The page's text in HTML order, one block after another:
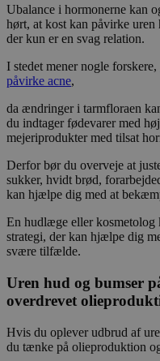
Ubalance i hormonerne kan
hørt, at kost kan påvirke uren
der kun er en svag relation.
I stedet mener nogle forskere,
påvirke acne,
da ændringer i tarmfloraen
du indtager fødevarer med
mejeriprodukter med tilsat
Derfor bør du overveje at
sukker, hvidt brød,
kan hjælpe dig med at
En hudlæge eller kosmetolog
strategi, der kan hjælpe dig
svære tilfælde.
Uren hud og bumser
overdrevet
Hvis du oplever udbrud af
du tænke på olieproduktion